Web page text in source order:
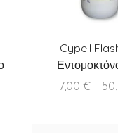
Cypell
7,00 € –